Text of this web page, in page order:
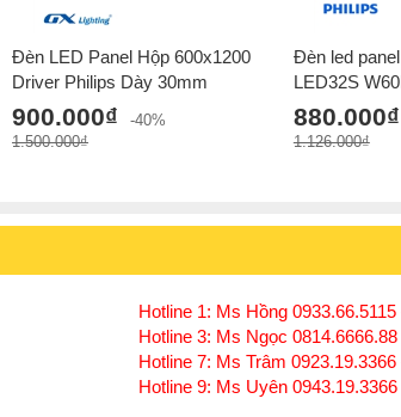
lựa chọn tốt cho các công trình chiếu sáng
Đèn LED Panel Hộp 600x1200
Driver Philips Dày 30mm
900.000₫
-40%
1.500.000₫
Đèn led
LED32S
880.000₫
1.126.000₫
Hotline 1: Ms Hồng
Hotline 3: Ms Ngọc 0814.6666.88
Hotline 7: Ms Trâm
Hotline 9: Ms Uyên 0943.19.3366